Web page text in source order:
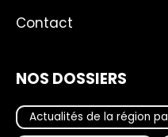
Contact
NOS DOSSIERS
Actualités de la région